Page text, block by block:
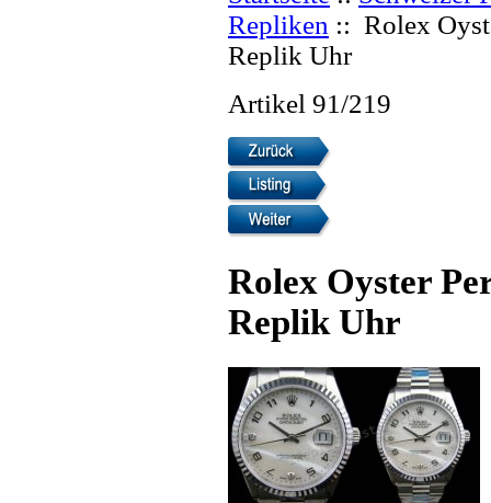
Repliken :: Rolex
Replik Uhr
Artikel 91/219
Rolex Oyster
Replik Uhr